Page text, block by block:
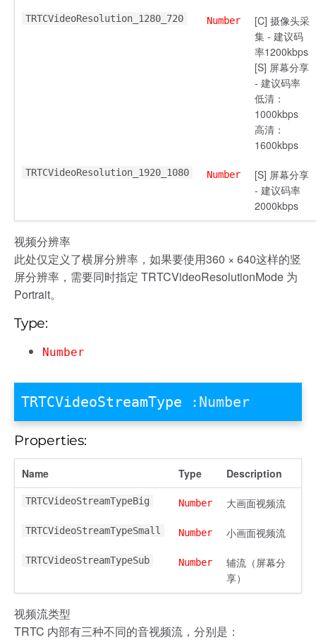
TRTCVideoResolution_1280_720 Number
[C] 摄像头采
集 - 建议码
率1200kbps
[S] 屏幕分享
- 建议码率
低清：
1000kbps
高清：
1600kbps
TRTCVideoResolution_1920_1080 Number
[S] 屏幕分享
- 建议码率
2000kbps
视频分辨率
此处仅定义了横屏分辨率，如果要使用360 × 640这样的竖
屏分辨率，需要同时指定 TRTCVideoResolutionMode 为
Portrait。
Type:
Number
TRTCVideoStreamType :Number
Properties:
Name Type Description
TRTCVideoStreamTypeBig Number 大画面视频流
TRTCVideoStreamTypeSmall Number 小画面视频流
TRTCVideoStreamTypeSub Number
辅流（屏幕分
享）
视频流类型
TRTC 内部有三种不同的音视频流，分别是：